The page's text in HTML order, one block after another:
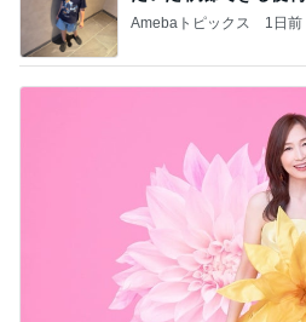
森口博子 姉が作ったタレに病み付き
Amebaトピックス 1日前